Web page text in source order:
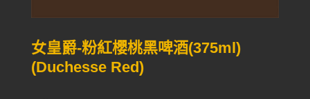
女皇爵-粉紅櫻桃黑啤酒(375ml)
(Duchesse Red)